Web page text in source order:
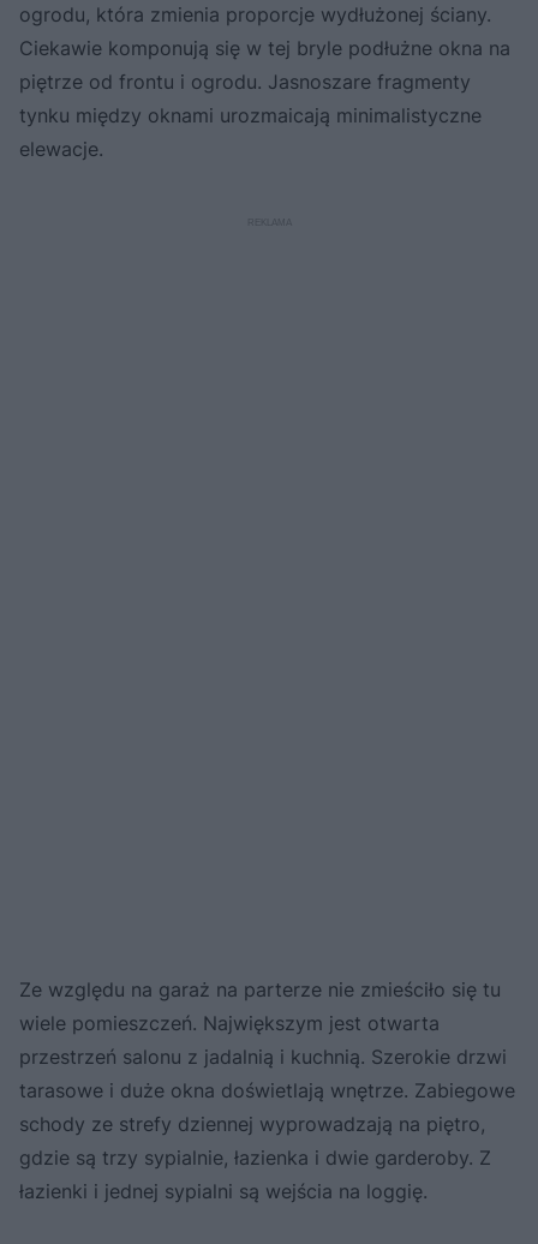
ogrodu, która zmienia proporcje wydłużonej ściany.
Ciekawie komponują się w tej bryle podłużne okna na
piętrze od frontu i ogrodu. Jasnoszare fragmenty
tynku między oknami urozmaicają minimalistyczne
elewacje.
Ze względu na garaż na parterze nie zmieściło się tu
wiele pomieszczeń. Największym jest otwarta
przestrzeń salonu z jadalnią i kuchnią. Szerokie drzwi
tarasowe i duże okna doświetlają wnętrze. Zabiegowe
schody ze strefy dziennej wyprowadzają na piętro,
gdzie są trzy sypialnie, łazienka i dwie garderoby. Z
łazienki i jednej sypialni są wejścia na loggię.